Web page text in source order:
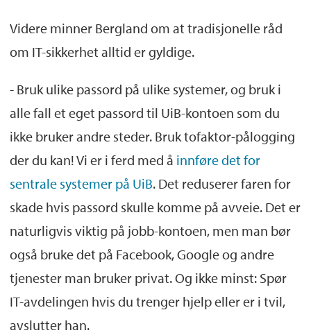
Videre minner Bergland om at tradisjonelle råd
om IT-sikkerhet alltid er gyldige.
- Bruk ulike passord på ulike systemer, og bruk i
alle fall et eget passord til UiB-kontoen som du
ikke bruker andre steder. Bruk tofaktor-pålogging
der du kan! Vi er i ferd med å innføre det for
sentrale systemer på UiB. Det reduserer faren for
skade hvis passord skulle komme på avveie. Det er
naturligvis viktig på jobb-kontoen, men man bør
også bruke det på Facebook, Google og andre
tjenester man bruker privat. Og ikke minst: Spør
IT-avdelingen hvis du trenger hjelp eller er i tvil,
avslutter han.